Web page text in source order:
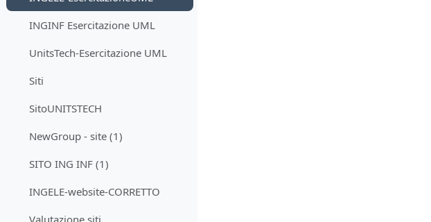
INGINF Esercitazione UML
UnitsTech-Esercitazione UML
Siti
SitoUNITSTECH
NewGroup - site (1)
SITO ING INF (1)
INGELE-website-CORRETTO